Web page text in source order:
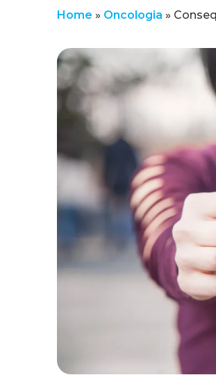
Home » Oncologia »